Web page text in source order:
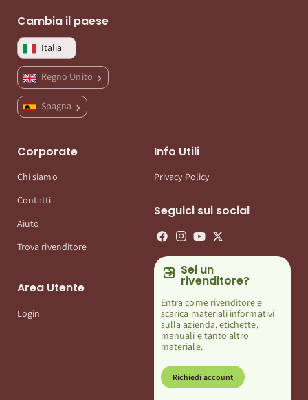
Cambia il paese
Italia
Regno Unito
Spagna
Corporate
Chi siamo
Contatti
Aiuto
Trova rivenditore
Area Utente
Login
Info Utili
Privacy Policy
Seguici sui social
Sei un
rivenditore?
Entra come rivenditore e
scarica materiali informativi
sulla azienda, etichette,
manuali e tanto altro
materiale.
Richiedi account